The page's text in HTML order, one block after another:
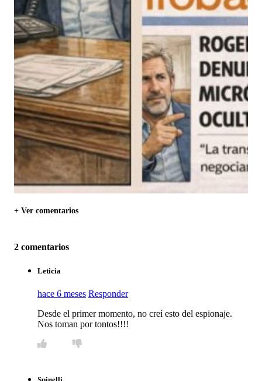
+ Ver comentarios
2 comentarios
Leticia
hace 6 meses Responder
Desde el primer momento, no creí esto del espionaje.
Nos toman por tontos!!!!